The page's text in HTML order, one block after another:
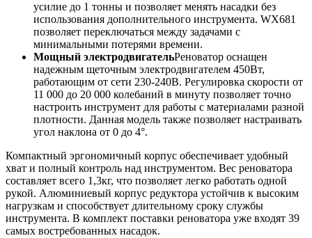
усилие до 1 тонны и позволяет менять насадки без
использования дополнительного инструмента. WX681
позволяет переключаться между задачами с
минимальными потерями времени.
Мощный электродвигательРеноватор оснащен
надежным щеточным электродвигателем 450Вт,
работающим от сети 230-240В. Регулировка скорости от
11 000 до 20 000 колебаний в минуту позволяет точно
настроить инструмент для работы с материалами разной
плотности. Данная модель также позволяет настраивать
угол наклона от 0 до 4°.
Компактный эргономичный корпус обеспечивает удобный
хват и полный контроль над инструментом. Вес реноватора
составляет всего 1,3кг, что позволяет легко работать одной
рукой. Алюминиевый корпус редуктора устойчив к высоким
нагрузкам и способствует длительному сроку службы
инструмента. В комплект поставки реноватора уже входят 39
самых востребованных насадок.